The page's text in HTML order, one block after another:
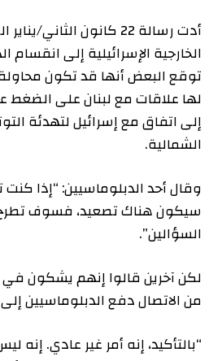
أدت رسالة 22 كانون
الخارجية الإسرائيلية إلى انقسام
توقع البعض أنها قد تكون
لها علاقات مع لبنان على الضغط
إلى اتفاق مع إسرائيل لتهدئة
الشمالية.
وقال أحد الدبلوماسيين: “إذا كنت
سيكون هناك تصعيد، فسوف
السؤالين”.
لكن آخرين قالوا إنهم يشكون
من الاتصال دفع الدبلوماسيين
“بالتأكيد، إنه أمر غير عادي. إنه